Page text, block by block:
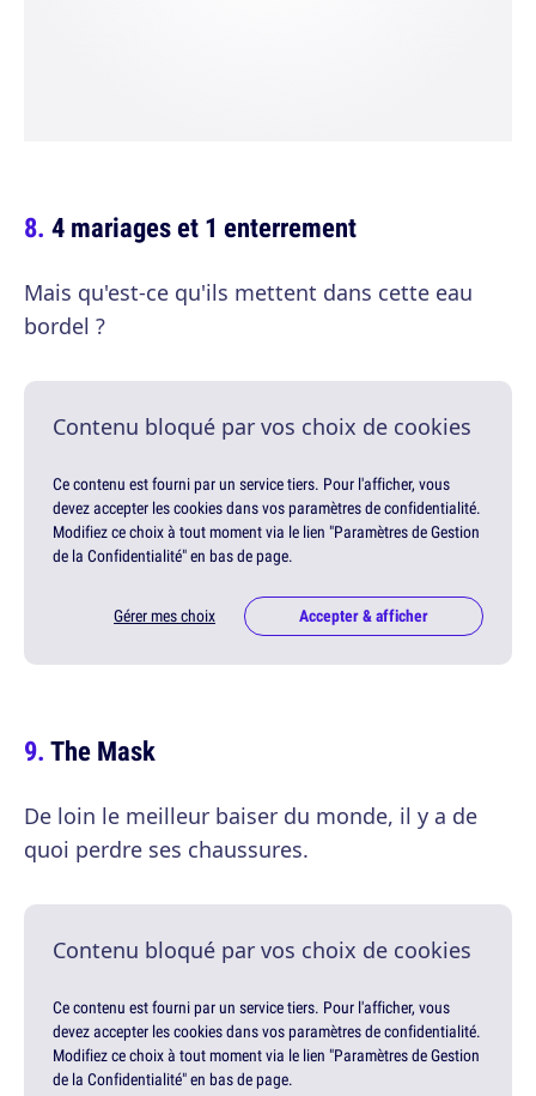
4 mariages et 1 enterrement
Mais qu'est-ce qu'ils mettent dans cette eau
bordel ?
Contenu bloqué par vos choix de cookies
Ce contenu est fourni par un service tiers. Pour l'afficher, vous
devez accepter les cookies dans vos paramètres de confidentialité.
Modifiez ce choix à tout moment via le lien "Paramètres de Gestion
de la Confidentialité" en bas de page.
Gérer mes choix Accepter & afficher
The Mask
De loin le meilleur baiser du monde, il y a de
quoi perdre ses chaussures.
Contenu bloqué par vos choix de cookies
Ce contenu est fourni par un service tiers. Pour l'afficher, vous
devez accepter les cookies dans vos paramètres de confidentialité.
Modifiez ce choix à tout moment via le lien "Paramètres de Gestion
de la Confidentialité" en bas de page.